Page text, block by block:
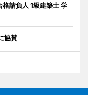
請負人 1級建築士 学
協賛